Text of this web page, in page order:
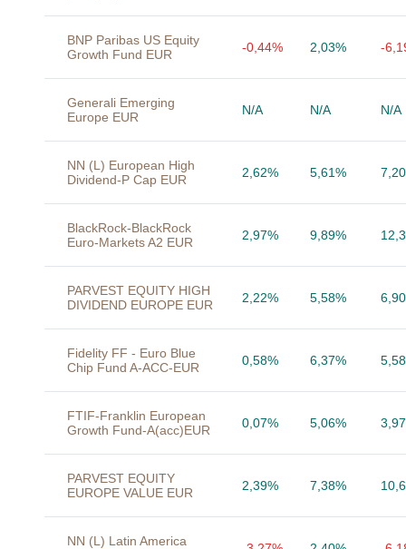
BNP Paribas US Equity
Growth Fund EUR
-0,44% 2,03% -
Generali Emerging
Europe EUR
N/A N/A N/A
NN (L) European High
Dividend-P Cap EUR
2,62% 5,61%
BlackRock-BlackRock
Euro-Markets A2 EUR
2,97% 9,89%
PARVEST EQUITY HIGH
DIVIDEND EUROPE EUR
2,22% 5,58%
Fidelity FF - Euro Blue
Chip Fund A-ACC-EUR
0,58% 6,37%
FTIF-Franklin European
Growth Fund-A(acc)EUR
0,07% 5,06%
PARVEST EQUITY
EUROPE VALUE EUR
2,39% 7,38%
NN (L) Latin America